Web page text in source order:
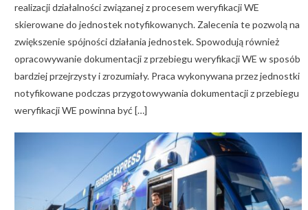
realizacji działalności związanej z procesem weryfikacji WE
skierowane do jednostek notyfikowanych. Zalecenia te pozwolą na
zwiększenie spójności działania jednostek. Spowodują również
opracowywanie dokumentacji z przebiegu weryfikacji WE w sposób
bardziej przejrzysty i zrozumiały. Praca wykonywana przez jednostki
notyfikowane podczas przygotowywania dokumentacji z przebiegu
weryfikacji WE powinna być […]